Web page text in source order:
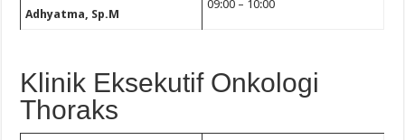
Adhyatma, Sp.M
09:00 – 10:00
Klinik Eksekutif Onkologi
Thoraks